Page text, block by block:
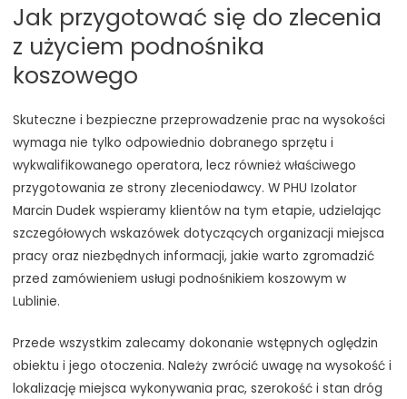
Jak przygotować się do zlecenia
z użyciem podnośnika
koszowego
Skuteczne i bezpieczne przeprowadzenie prac na wysokości
wymaga nie tylko odpowiednio dobranego sprzętu i
wykwalifikowanego operatora, lecz również właściwego
przygotowania ze strony zleceniodawcy. W PHU Izolator
Marcin Dudek wspieramy klientów na tym etapie, udzielając
szczegółowych wskazówek dotyczących organizacji miejsca
pracy oraz niezbędnych informacji, jakie warto zgromadzić
przed zamówieniem usługi podnośnikiem koszowym w
Lublinie.
Przede wszystkim zalecamy dokonanie wstępnych oględzin
obiektu i jego otoczenia. Należy zwrócić uwagę na wysokość i
lokalizację miejsca wykonywania prac, szerokość i stan dróg